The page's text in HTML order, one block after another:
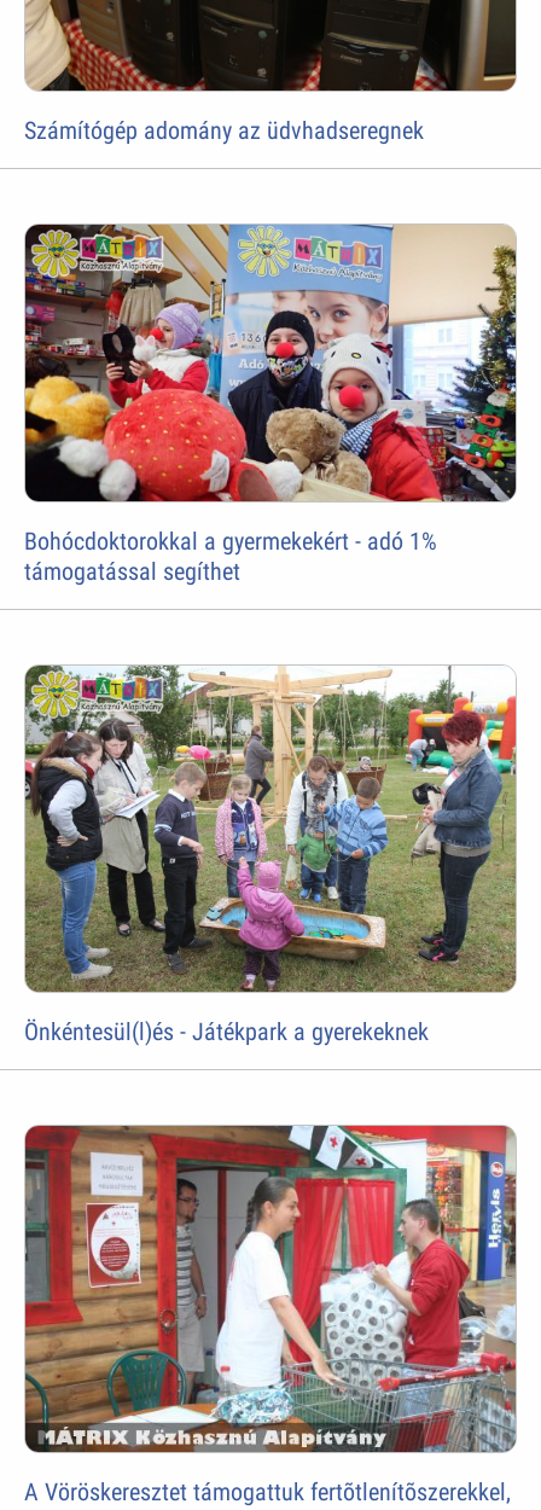
Számítógép adomány az üdvhadseregnek
Bohócdoktorokkal a gyermekekért - adó 1%
támogatással segíthet
Önkéntesül(l)és - Játékpark a gyerekeknek
A Vöröskeresztet támogattuk fertõtlenítõszerekkel,